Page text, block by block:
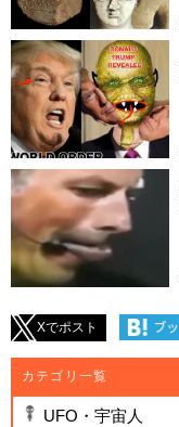
Xでポスト
カテゴリ一覧
UFO・宇宙人